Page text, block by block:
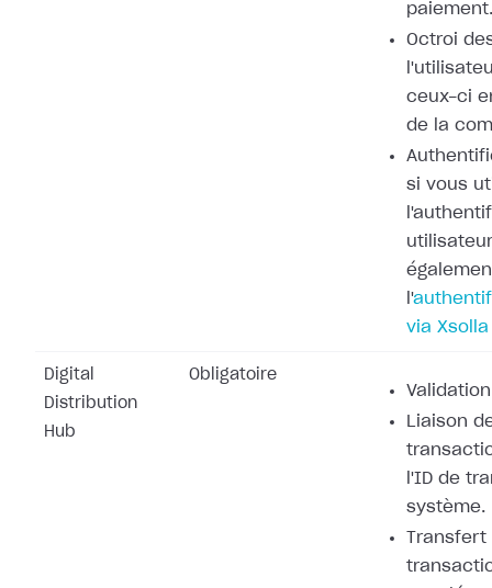
paiement.
Octroi
ceux-ci
de la
si vous
l'
via Xsolla
Digital
Distribution
Hub
Obligatoire
Liaison
l'ID de
système.